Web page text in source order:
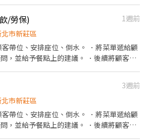
飪前與烹飪中之準備工作與其他餐廳相關
、切各種食材。 ．負責清理工作環境、設
點所需要的食材。 ．協助測量食材的容量
另享福利： 供餐 、國定假
/勞保)
1週前
市新莊區
帶位、安排座位、倒水。 ．將菜單遞給顧
，並給予餐點上的建議。 ．後續將顧客點
餐飲內場： ．擔任廚師的助手，處理烹飪
其他餐廳相關事務。 ．負責洗、剝、削、
工作環境、設備和餐具。 ．準備不同餐點
量食材的容量與重量。 ．負責擺盤、打包
3週前
市新莊區
帶位、安排座位、倒水。 ．將菜單遞給顧
，並給予餐點上的建議。 ．後續將顧客點